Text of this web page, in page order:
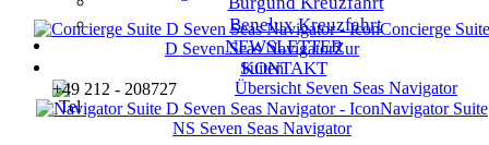
BeneluxKreuzfahrt
NEWSLETTER
KONTAKT
+49 212 - 208727
Concierge Suite
D Seven Seas NavigatorZur
Suiten
Übersicht Seven Seas Navigator
Navigator Suite
NS Seven Seas Navigator